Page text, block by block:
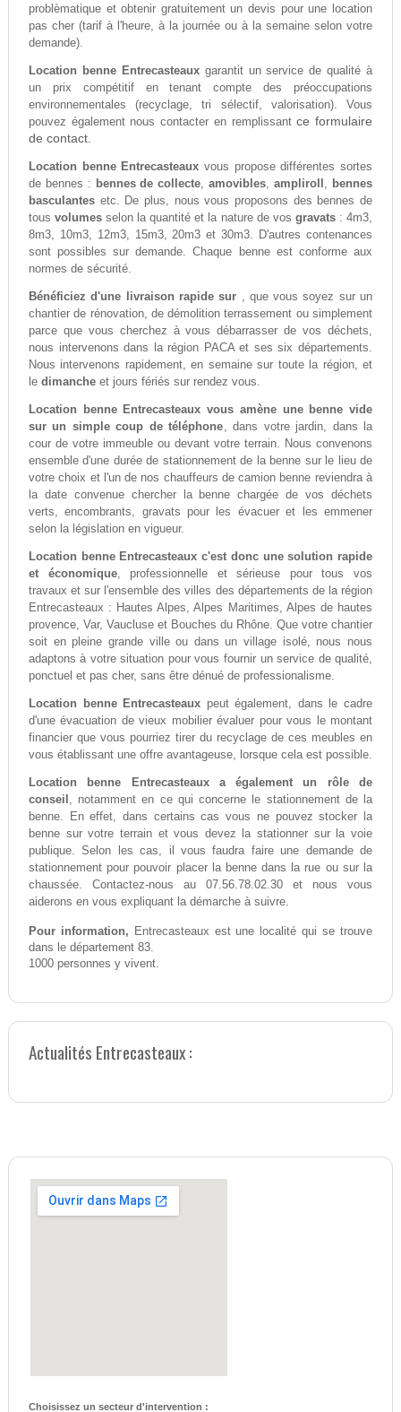
problèmatique et obtenir gratuitement un devis pour une location
pas cher (tarif à l'heure, à la journée ou à la semaine selon votre
demande).
Location benne Entrecasteauxgarantit un service de qualité à
un prix compétitif en tenant compte des préoccupations
environnementales (recyclage, tri sélectif, valorisation). Vous
pouvez également nous contacter en remplissantce formulaire
de contact.
Location benne Entrecasteaux vous propose différentes sortes
de bennes : bennes de collecte, amovibles,ampliroll , bennes
basculantesetc. De plus, nous vous proposons des bennes de
tousvolumes selon la quantité et la nature de vos gravats: 4m3,
8m3, 10m3, 12m3, 15m3, 20m3 et 30m3. D'autres contenances
sont possibles sur demande. Chaque benne est conforme aux
normes de sécurité.
Bénéficiez d'une livraison rapide sur , que vous soyez sur un
chantier de rénovation, de démolition terrassement ou simplement
parce que vous cherchez à vous débarrasser de vos déchets,
nous intervenons dans la région PACA et ses six départements.
Nous intervenons rapidement, en semaine sur toute la région, et
le dimancheet jours fériés sur rendez vous.
Location benne Entrecasteaux vous amène une benne vide
sur un simple coup de téléphone, dans votre jardin, dans la
cour de votre immeuble ou devant votre terrain. Nous convenons
ensemble d'une durée de stationnement de la benne sur le lieu de
votre choix et l'un de nos chauffeurs de camion benne reviendra à
la date convenue chercher la benne chargée de vos déchets
verts, encombrants, gravats pour les évacuer et les emmener
selon la législation en vigueur.
Location benne Entrecasteaux c'est donc une solution rapide
et économique, professionnelle et sérieuse pour tous vos
travaux et sur l'ensemble des villes des départements de la région
Entrecasteaux : Hautes Alpes, Alpes Maritimes, Alpes de hautes
provence, Var, Vaucluse et Bouches du Rhône. Que votre chantier
soit en pleine grande ville ou dans un village isolé, nous nous
adaptons à votre situation pour vous fournir un service de qualité,
ponctuel et pas cher, sans être dénué de professionalisme.
Location benne Entrecasteaux peut également, dans le cadre
d'une évacuation de vieux mobilier évaluer pour vous le montant
financier que vous pourriez tirer du recyclage de ces meubles en
vous établissant une offre avantageuse, lorsque cela est possible.
Location benne Entrecasteaux a également un rôle de
conseil , notamment en ce qui concerne le stationnement de la
benne. En effet, dans certains cas vous ne pouvez stocker la
benne sur votre terrain et vous devez la stationner sur la voie
publique. Selon les cas, il vous faudra faire une demande de
stationnement pour pouvoir placer la benne dans la rue ou sur la
chaussée. Contactez-nous au 07.56.78.02.30 et nous vous
aiderons en vous expliquant la démarche à suivre.
Pour information, Entrecasteaux est une localité qui se trouve
dans le département 83.
1000 personnes y vivent.
Actualités Entrecasteaux :
Choisissez un secteur d'intervention :